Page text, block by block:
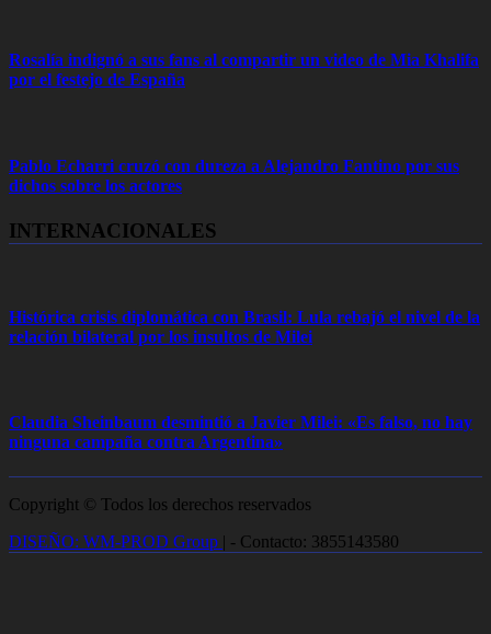
Rosalía indignó a sus fans al compartir un video de Mia Khalifa
por el festejo de España
Pablo Echarri cruzó con dureza a Alejandro Fantino por sus
dichos sobre los actores
INTERNACIONALES
Histórica crisis diplomática con Brasil: Lula rebajó el nivel de la
relación bilateral por los insultos de Milei
Claudia Sheinbaum desmintió a Javier Milei: «Es falso, no hay
ninguna campaña contra Argentina»
Copyright © Todos los derechos reservados
DISEÑO: WM-PROD Group | - Contacto: 3855143580